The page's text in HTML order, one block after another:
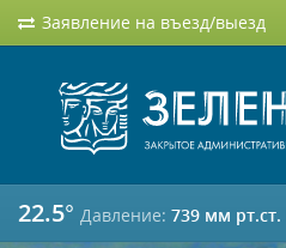
Заявление на въезд/выезд
22.5° Давление: 739 мм рт.ст.